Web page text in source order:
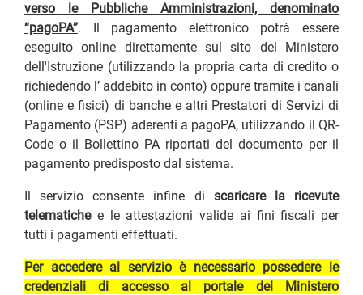
verso le Pubbliche Amministrazioni, denominato
“pagoPA”. Il pagamento elettronico potrà essere
eseguito online direttamente sul sito del Ministero
dell'Istruzione (utilizzando la propria carta di credito o
richiedendo l’ addebito in conto) oppure tramite i canali
(online e fisici) di banche e altri Prestatori di Servizi di
Pagamento (PSP) aderenti a pagoPA, utilizzando il QR-
Code o il Bollettino PA riportati del documento per il
pagamento predisposto dal sistema.
Il servizio consente infine di scaricare la ricevute
telematichee le attestazioni valide ai fini fiscali per
tutti i pagamenti effettuati.
Per accedere al servizio è necessario possedere le
credenziali di accesso al portale del Ministero